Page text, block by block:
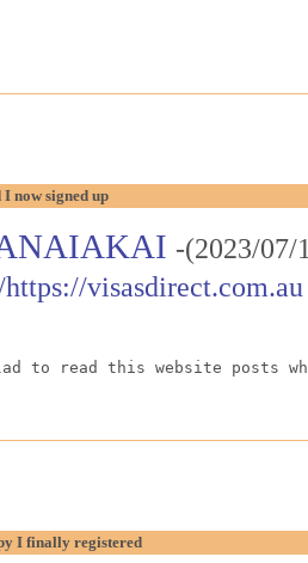
now signed up
-(2023/
visasdirect.com.au
to read this website posts
I finally registered